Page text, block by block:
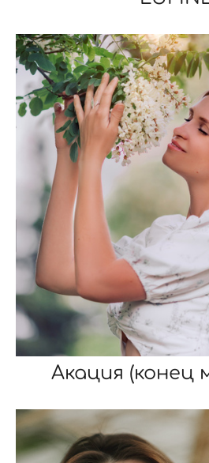
Акация (конец